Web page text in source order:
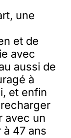
une
et de
avec
aussi de
à
et enfin
avec un
à 47 ans